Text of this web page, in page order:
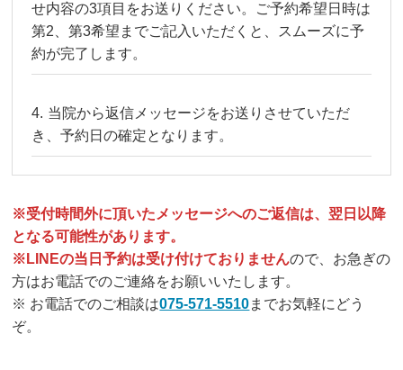
せ内容の3項目をお送りください。ご予約希望日時は
第2、第3希望までご記入いただくと、スムーズに予
約が完了します。
当院から返信メッセージをお送りさせていただ
き、予約日の確定となります。
※受付時間外に頂いたメッセージへのご返信は、翌日以降
となる可能性があります。
※LINEの当日予約は受け付けておりませんので、お急ぎの
方はお電話でのご連絡をお願いいたします。
※ お電話でのご相談は075-571-5510までお気軽にどう
ぞ。